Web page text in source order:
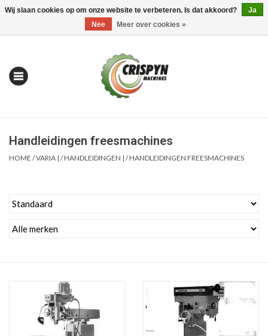
0 Artikelen - €0,00 Mijn account / Registreren
| Alles om te Meten |
Alles om te Frezen |
Alles om te Draaien |
Handleidingen freesmachines
HOME /VARIA | /HANDLEIDINGEN | /HANDLEIDINGEN FREESMACHINES
Wij slaan cookies op om onze website te verbeteren. Is dat akkoord?
Ja
Nee
Meer over cookies »